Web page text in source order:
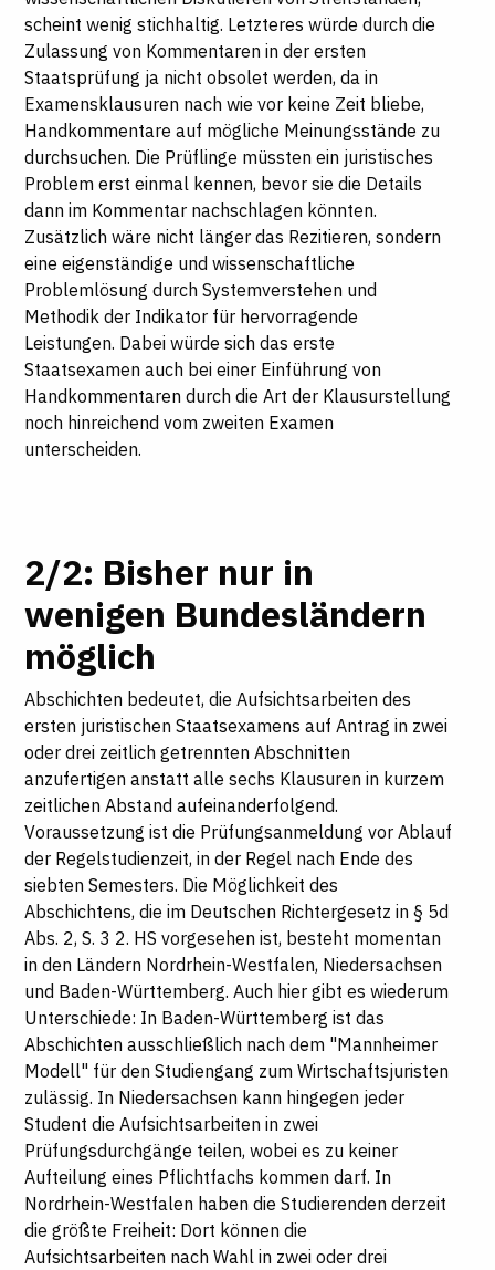
scheint wenig stichhaltig. Letzteres würde durch die
Zulassung von Kommentaren in der ersten
Staatsprüfung ja nicht obsolet werden, da in
Examensklausuren nach wie vor keine Zeit bliebe,
Handkommentare auf mögliche Meinungsstände zu
durchsuchen. Die Prüflinge müssten ein juristisches
Problem erst einmal kennen, bevor sie die Details
dann im Kommentar nachschlagen könnten.
Zusätzlich wäre nicht länger das Rezitieren, sondern
eine eigenständige und wissenschaftliche
Problemlösung durch Systemverstehen und
Methodik der Indikator für hervorragende
Leistungen. Dabei würde sich das erste
Staatsexamen auch bei einer Einführung von
Handkommentaren durch die Art der Klausurstellung
noch hinreichend vom zweiten Examen
unterscheiden.
2/2: Bisher nur in
wenigen Bundesländern
möglich
Abschichten bedeutet, die Aufsichtsarbeiten des
ersten juristischen Staatsexamens auf Antrag in zwei
oder drei zeitlich getrennten Abschnitten
anzufertigen anstatt alle sechs Klausuren in kurzem
zeitlichen Abstand aufeinanderfolgend.
Voraussetzung ist die Prüfungsanmeldung vor Ablauf
der Regelstudienzeit, in der Regel nach Ende des
siebten Semesters. Die Möglichkeit des
Abschichtens, die im Deutschen Richtergesetz in § 5d
Abs. 2, S. 3 2. HS vorgesehen ist, besteht momentan
in den Ländern Nordrhein-Westfalen, Niedersachsen
und Baden-Württemberg. Auch hier gibt es wiederum
Unterschiede: In Baden-Württemberg ist das
Abschichten ausschließlich nach dem "Mannheimer
Modell" für den Studiengang zum Wirtschaftsjuristen
zulässig. In Niedersachsen kann hingegen jeder
Student die Aufsichtsarbeiten in zwei
Prüfungsdurchgänge teilen, wobei es zu keiner
Aufteilung eines Pflichtfachs kommen darf. In
Nordrhein-Westfalen haben die Studierenden derzeit
die größte Freiheit: Dort können die
Aufsichtsarbeiten nach Wahl in zwei oder drei